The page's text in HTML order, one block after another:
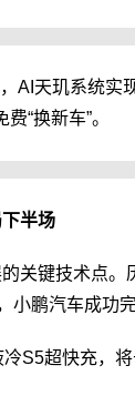
AI天玑系统
“换新车”。
半场
关键技术点
小鹏汽车成功
S5超快充，